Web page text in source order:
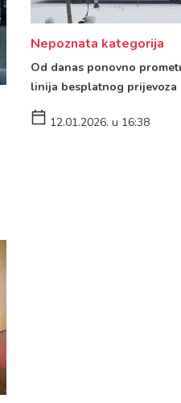
Nepoznata kategorija
Od danas ponovno
linija besplatnog prijevoza
12.01.2026. u 16:38